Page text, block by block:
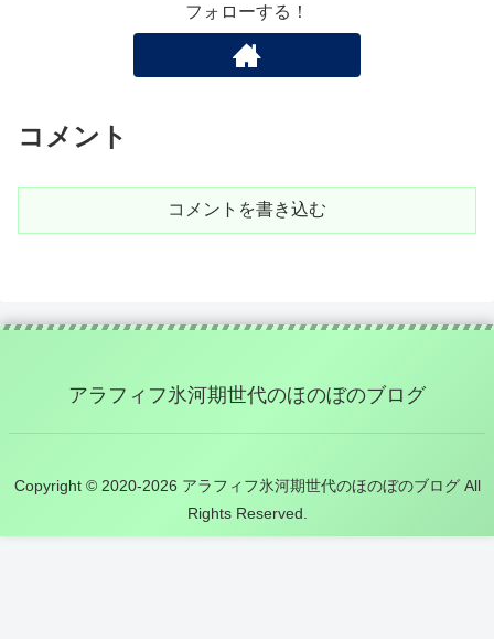
フォローする！
コメント
コメントを書き込む
アラフィフ氷河期世代のほのぼのブログ
Copyright © 2020-2026 アラフィフ氷河期世代のほのぼのブログ All
Rights Reserved.